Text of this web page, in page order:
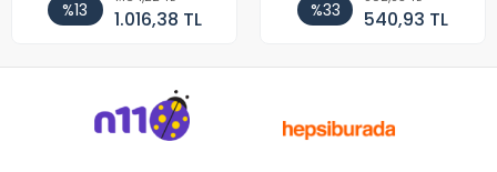
%13 1.016,38 TL %33 540,93 TL